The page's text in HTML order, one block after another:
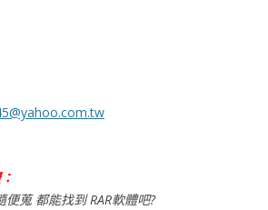
蒐 都能找到 RAR軟體吧?